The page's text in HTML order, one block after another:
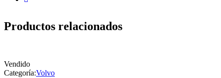
Productos relacionados
Vendido
Categoría:Volvo